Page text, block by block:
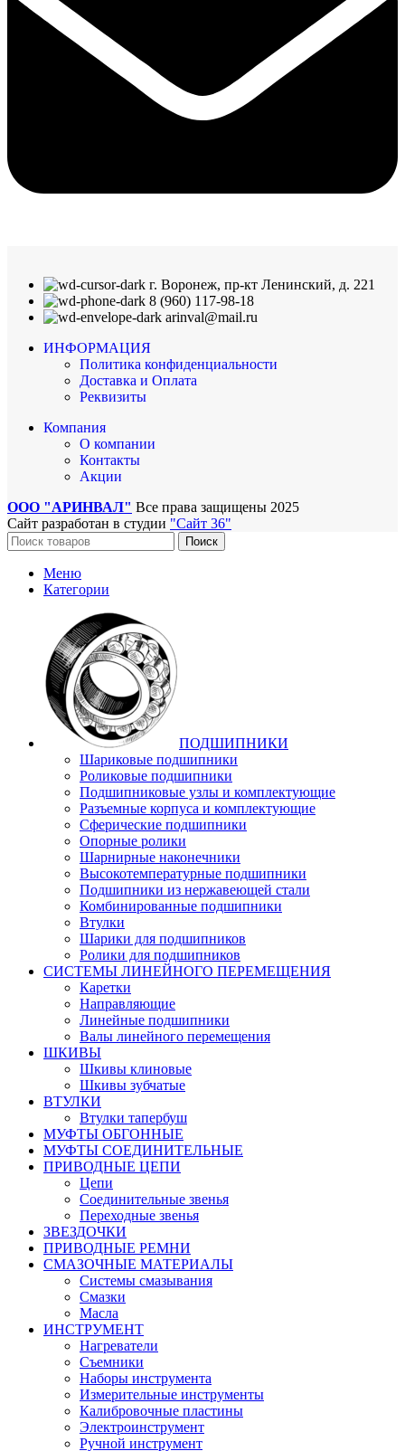
г. Воронеж, пр-кт Ленинский, д. 221
8 (960) 117-98-18
arinval@mail.ru
ИНФОРМАЦИЯ
Политика конфиденциальности
Доставка и Оплата
Реквизиты
Компания
О компании
Контакты
Акции
ООО "АРИНВАЛ" Все права защищены 2025
Сайт разработан в студии "Сайт 36"
Поиск
Меню
Категории
ПОДШИПНИКИ
Шариковые подшипники
Роликовые подшипники
Подшипниковые узлы и комплектующие
Разъемные корпуса и комплектующие
Сферические подшипники
Опорные ролики
Шарнирные наконечники
Высокотемпературные подшипники
Подшипники из нержавеющей стали
Комбинированные подшипники
Втулки
Шарики для подшипников
Ролики для подшипников
СИСТЕМЫ ЛИНЕЙНОГО ПЕРЕМЕЩЕНИЯ
Каретки
Направляющие
Линейные подшипники
Валы линейного перемещения
ШКИВЫ
Шкивы клиновые
Шкивы зубчатые
ВТУЛКИ
Втулки тапербуш
МУФТЫ ОБГОННЫЕ
МУФТЫ СОЕДИНИТЕЛЬНЫЕ
ПРИВОДНЫЕ ЦЕПИ
Цепи
Соединительные звенья
Переходные звенья
ЗВЕЗДОЧКИ
ПРИВОДНЫЕ РЕМНИ
СМАЗОЧНЫЕ МАТЕРИАЛЫ
Системы смазывания
Смазки
Масла
ИНСТРУМЕНТ
Нагреватели
Съемники
Наборы инструмента
Измерительные инструменты
Калибровочные пластины
Электроинструмент
Ручной инструмент